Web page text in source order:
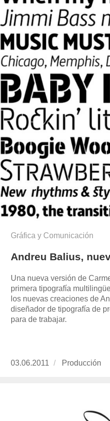
Gráfica y Comunicación
Andreu Balius,
Una nueva versión de
primera tipografía
los nuevas creaciones de
diseñador de tipografía de
para de trabajar.
Publicado
03.06.2011 https://
Producción